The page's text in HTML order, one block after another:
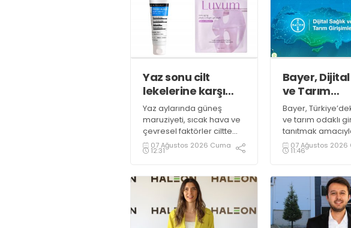
Yaz sonu cilt
lekelerine karşı
önlem zamanı
Yaz aylarında güneş
maruziyeti, sıcak hava ve
çevresel faktörler ciltte
ton eşitsizliği ve leke
görünümünün
olabilecek etkenler
arasında yer alıyor
07 Ağustos 2026 Cuma
12:31
Bayer, Dijital
ve Tarım
Girişimleri
Başlattı
Bayer,
ve tarım odaklı
tanıtmak
geçirdiği ‘Türkiye
Sağlık ve Tarım
sürecini 7
itibarıyla başlattı
07 Ağustos 2026
11:46